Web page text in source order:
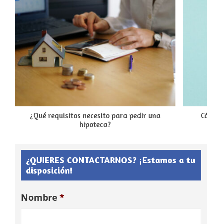
¿Qué requisitos necesito para pedir una
hipoteca?
¿QUIERES CONTACTARNOS? ¡Estamos a tu
disposición!
Nombre *